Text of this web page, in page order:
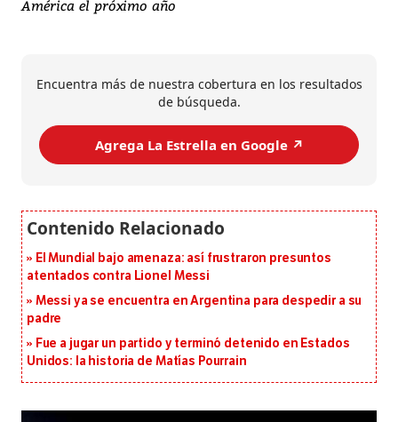
América el próximo año
Encuentra más de nuestra cobertura en los resultados
de búsqueda.
Agrega La Estrella en Google ↗️
El Mundial bajo amenaza: así frustraron presuntos
atentados contra Lionel Messi
Messi ya se encuentra en Argentina para despedir a su
padre
Fue a jugar un partido y terminó detenido en Estados
Unidos: la historia de Matías Pourrain